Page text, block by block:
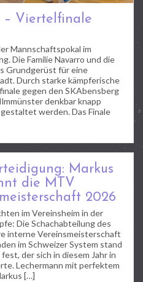
– Viertelfinale
Mannschaftspokal im
Die Familie Navarro und die
Grundgerüst für eine
Durch starke kämpferische
gegen den SKAbensberg
denkbar knapp
werden. Das Finale
Markus
die MTV
2026
im Vereinsheim in der
Die Schachabteilung des
interne Vereinsmeisterschaft
im Schweizer System stand
der sich in diesem Jahr in
Lechermann mit perfektem
[…]